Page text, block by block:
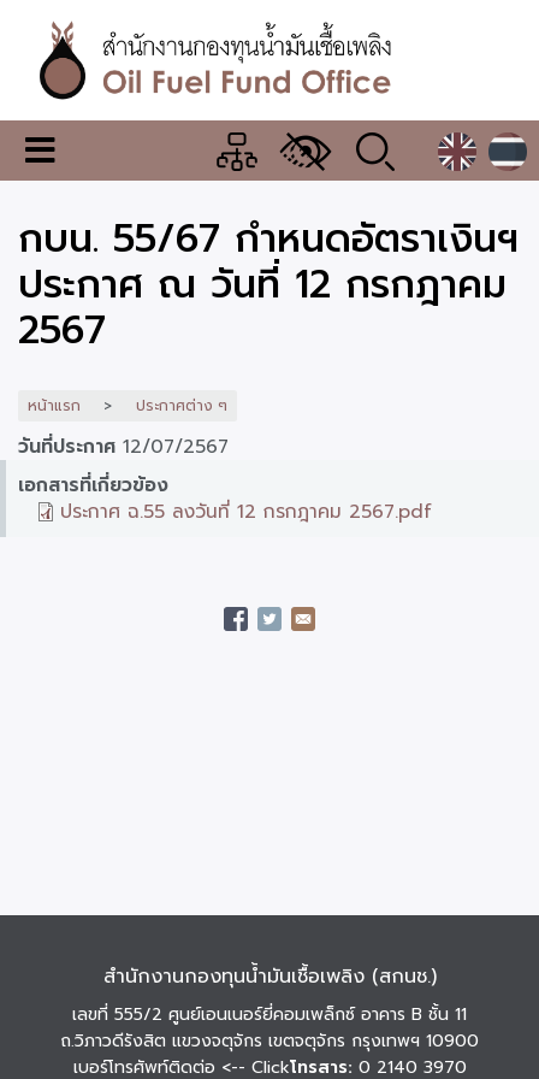
เนื้อหา
หลักสำนักงาน
กองทุน
น้ำมัน
เชื้อ
เพลิง
เมนู
เปลี่ยน
แสดง
ผล
กบน. 55/67 กำหนดอัตราเงินฯ
ประกาศ ณ วันที่ 12 กรกฎาคม
2567
หน้าแรก ประกาศต่าง ๆ
วันที่ประกาศ 12/07/2567
เอกสารที่เกี่ยวข้อง
ประกาศ ฉ.55 ลงวันที่ 12 กรกฎาคม 2567.pdf
สำนักงานกองทุนน้ำมันเชื้อเพลิง (สกนช.)
เลขที่ 555/2 ศูนย์เอนเนอร์ยี่คอมเพล็กซ์ อาคาร B ชั้น 11
ถ.วิภาวดีรังสิต แขวงจตุจักร เขตจตุจักร กรุงเทพฯ 10900
เบอร์โทรศัพท์ติดต่อ <-- Clickโทรสาร: 0 2140 3970